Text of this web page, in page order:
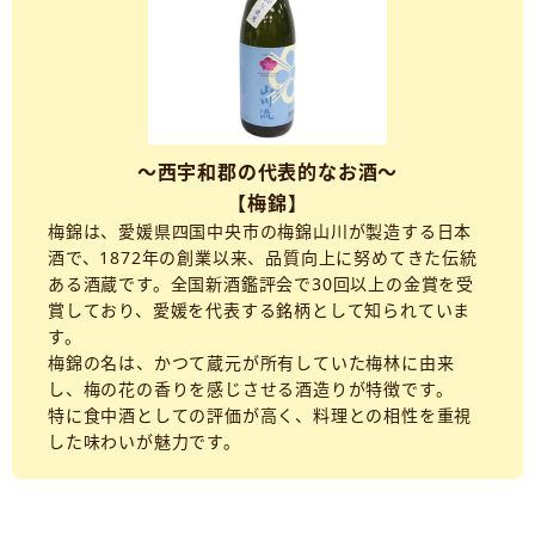
～西宇和郡の代表的なお酒～
【梅錦】
梅錦は、愛媛県四国中央市の梅錦山川が製造する日本
酒で、1872年の創業以来、品質向上に努めてきた伝統
ある酒蔵です。全国新酒鑑評会で30回以上の金賞を受
賞しており、愛媛を代表する銘柄として知られていま
す。
梅錦の名は、かつて蔵元が所有していた梅林に由来
し、梅の花の香りを感じさせる酒造りが特徴です。
特に食中酒としての評価が高く、料理との相性を重視
した味わいが魅力です。